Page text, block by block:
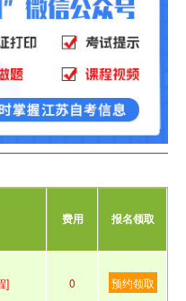
费用 报名领取
] 0 预约领取